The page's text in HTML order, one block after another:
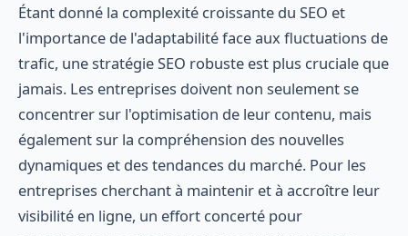
Étant donné la complexité croissante du SEO et
l'importance de l'adaptabilité face aux fluctuations de
trafic, une stratégie SEO robuste est plus cruciale que
jamais. Les entreprises doivent non seulement se
concentrer sur l'optimisation de leur contenu, mais
également sur la compréhension des nouvelles
dynamiques et des tendances du marché. Pour les
entreprises cherchant à maintenir et à accroître leur
visibilité en ligne, un effort concerté pour